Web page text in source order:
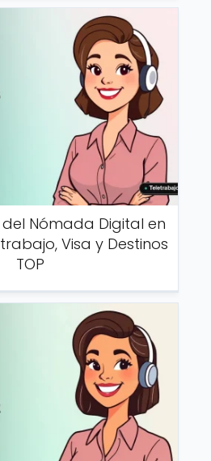
Nómada Digital en
Visa y Destinos
TOP